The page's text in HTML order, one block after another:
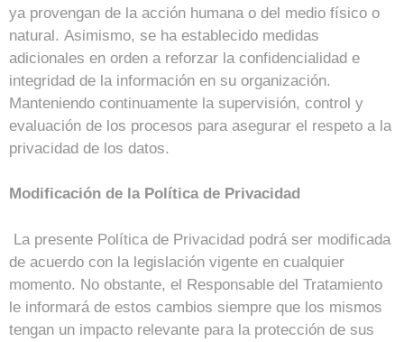
ya provengan de la acción humana o del medio físico o
natural. Asimismo, se ha establecido medidas
adicionales en orden a reforzar la confidencialidad e
integridad de la información en su organización.
Manteniendo continuamente la supervisión, control y
evaluación de los procesos para asegurar el respeto a la
privacidad de los datos.
Modificación de la Política de Privacidad
La presente Política de Privacidad podrá ser modificada
de acuerdo con la legislación vigente en cualquier
momento. No obstante, el Responsable del Tratamiento
le informará de estos cambios siempre que los mismos
tengan un impacto relevante para la protección de sus